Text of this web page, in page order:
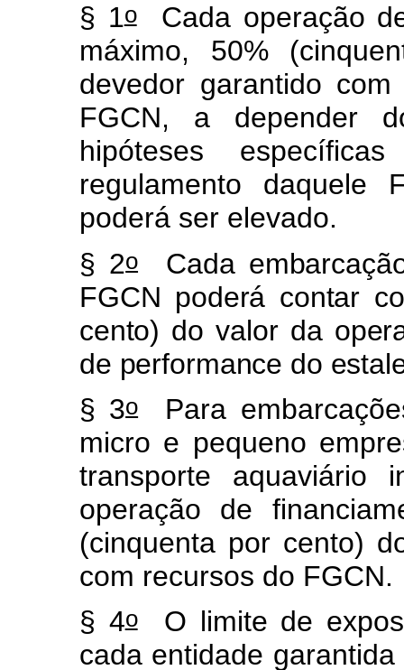
§ 1oCada operação
máximo, 50%
devedor garantido
FGCN, a depender
hipóteses
regulamento daquele
poderá ser elevado.
§ 2o
Cada
FGCN poderá contar
cento) do valor da
de performance do
§ 3oPara
micro e pequeno
transporte aquaviário
operação de
(cinquenta por cento)
com recursos do FGCN.
§ 4oO limite de
cada entidade